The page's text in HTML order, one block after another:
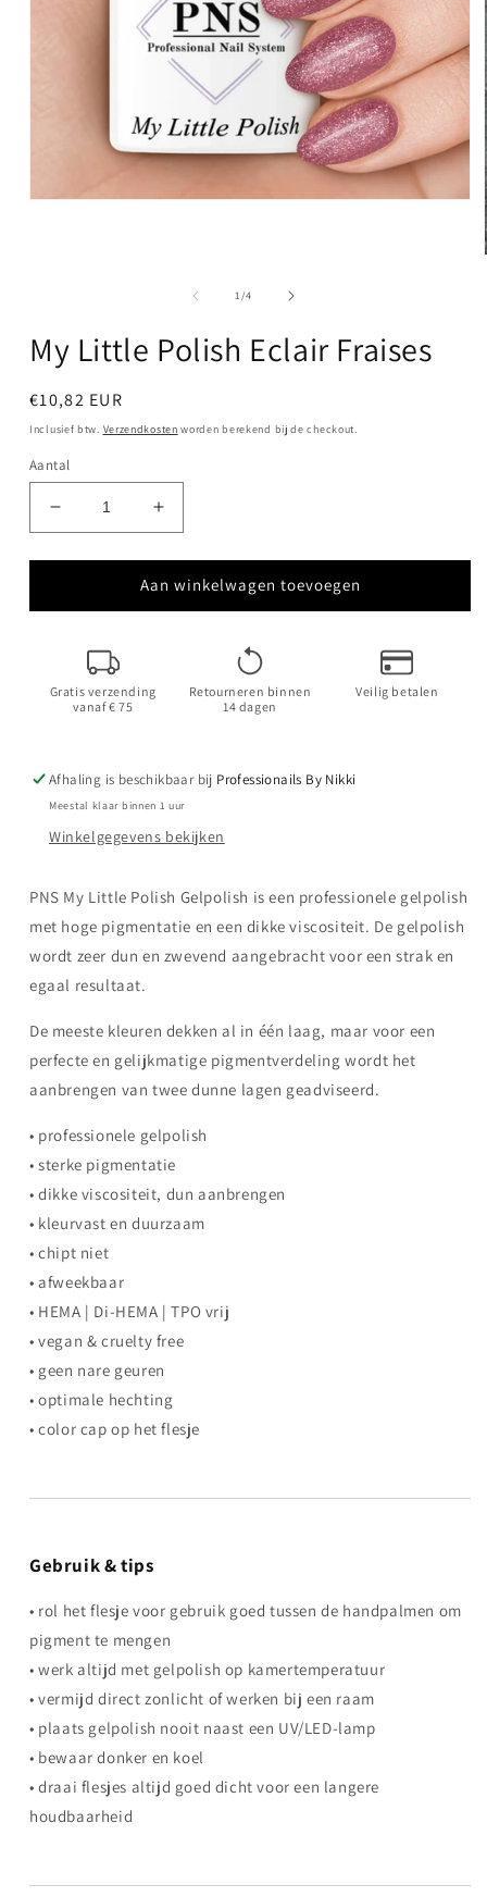
1/van
4
My Little Polish Eclair Fraises
Normale
prijs
€10,82 EUR
Inclusief btw. Verzendkosten worden berekend bij de checkout.
Aantal
Aantal
verlagen
voor
Little
Eclair
Fraises
Aantal
verhogen
voor
My
Little
Aan winkelwagen toevoegen
Gratis verzending
vanaf € 75
Retourneren binnen
14 dagen
Veilig betalen
Afhaling is beschikbaar bij Professionails By Nikki
Meestal klaar binnen 1 uur
Winkelgegevens bekijken
PNS My Little Polish Gelpolish is een professionele gelpolish
met hoge pigmentatie en een dikke viscositeit. De gelpolish
wordt zeer dun en zwevend aangebracht voor een strak en
egaal resultaat.
De meeste kleuren dekken al in één laag, maar voor een
perfecte en gelijkmatige pigmentverdeling wordt het
aanbrengen van twee dunne lagen geadviseerd.
• professionele gelpolish
• sterke pigmentatie
• dikke viscositeit, dun aanbrengen
• kleurvast en duurzaam
• chipt niet
• afweekbaar
• HEMA | Di-HEMA | TPO vrij
• vegan & cruelty free
• geen nare geuren
• optimale hechting
• color cap op het flesje
Gebruik & tips
• rol het flesje voor gebruik goed tussen de handpalmen om
pigment te mengen
• werk altijd met gelpolish op kamertemperatuur
• vermijd direct zonlicht of werken bij een raam
• plaats gelpolish nooit naast een UV/LED-lamp
• bewaar donker en koel
• draai flesjes altijd goed dicht voor een langere
houdbaarheid